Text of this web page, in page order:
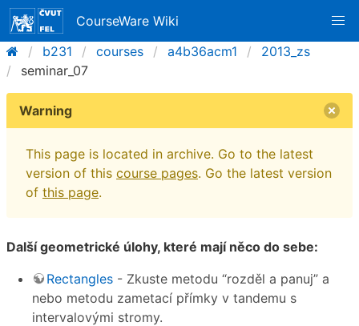
CourseWare Wiki
b231
courses a4b36acm1
2013_zs
seminar_07
Warning
This page is located in archive. Go to the latest
version of this course pages. Go the latest version
of this page.
Další geometrické úlohy, které mají něco do sebe:
Rectangles - Zkuste metodu “rozděl a panuj” a
nebo metodu zametací přímky v tandemu s
intervalovými stromy.